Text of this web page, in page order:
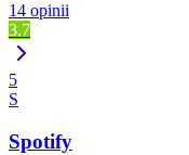
14 opinii
3.7
5
S
Spotify